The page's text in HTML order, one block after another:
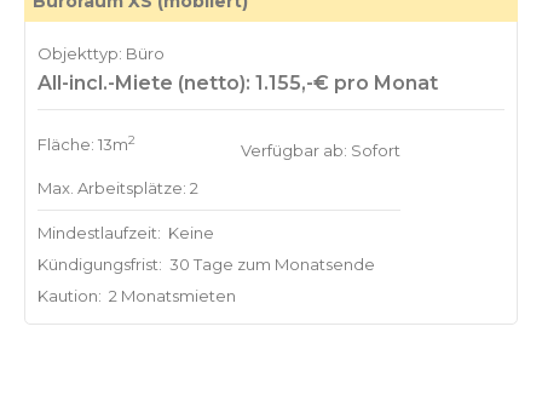
Objekttyp: Büro
All-incl.-Miete (netto): 1.155,-€ pro Monat
Fläche: 13m2
Max. Arbeitsplätze: 2
Verfügbar ab: Sofort
Mindestlaufzeit: Keine
Kündigungsfrist: 30 Tage zum Monatsende
Kaution: 2 Monatsmieten